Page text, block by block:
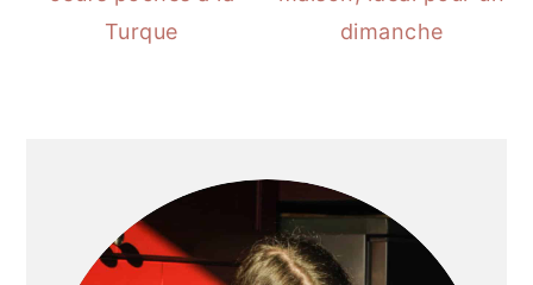
Turque
dimanche
LATÉRALE
PRINCIPALE